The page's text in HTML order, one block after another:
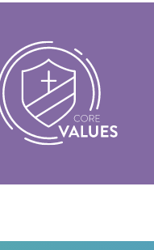
la esencia de nuestra
respaldan la visión de
y ayudan a dar
a nuestra cultura.
Valores